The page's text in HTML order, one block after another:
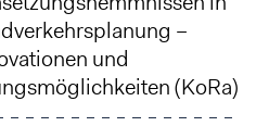
–
und
(KoRa)